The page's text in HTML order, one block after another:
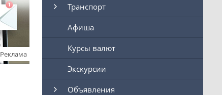
Реклама
Транспорт
Афиша
Курсы валют
Экскурсии
Объявления